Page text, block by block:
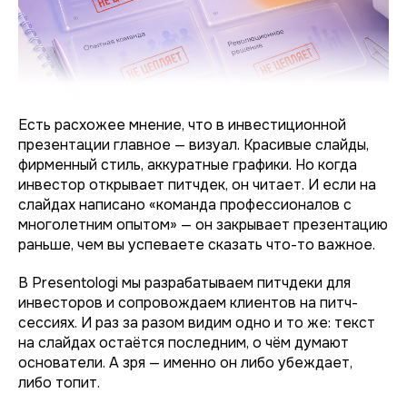
Есть расхожее мнение, что в инвестиционной
презентации главное — визуал. Красивые слайды,
фирменный стиль, аккуратные графики. Но когда
инвестор открывает питчдек, он читает. И если на
слайдах написано «команда профессионалов с
многолетним опытом» — он закрывает презентацию
раньше, чем вы успеваете сказать что-то важное.
В Presentologi мы разрабатываем питчдеки для
инвесторов и сопровождаем клиентов на питч-
сессиях. И раз за разом видим одно и то же: текст
на слайдах остаётся последним, о чём думают
основатели. А зря — именно он либо убеждает,
либо топит.